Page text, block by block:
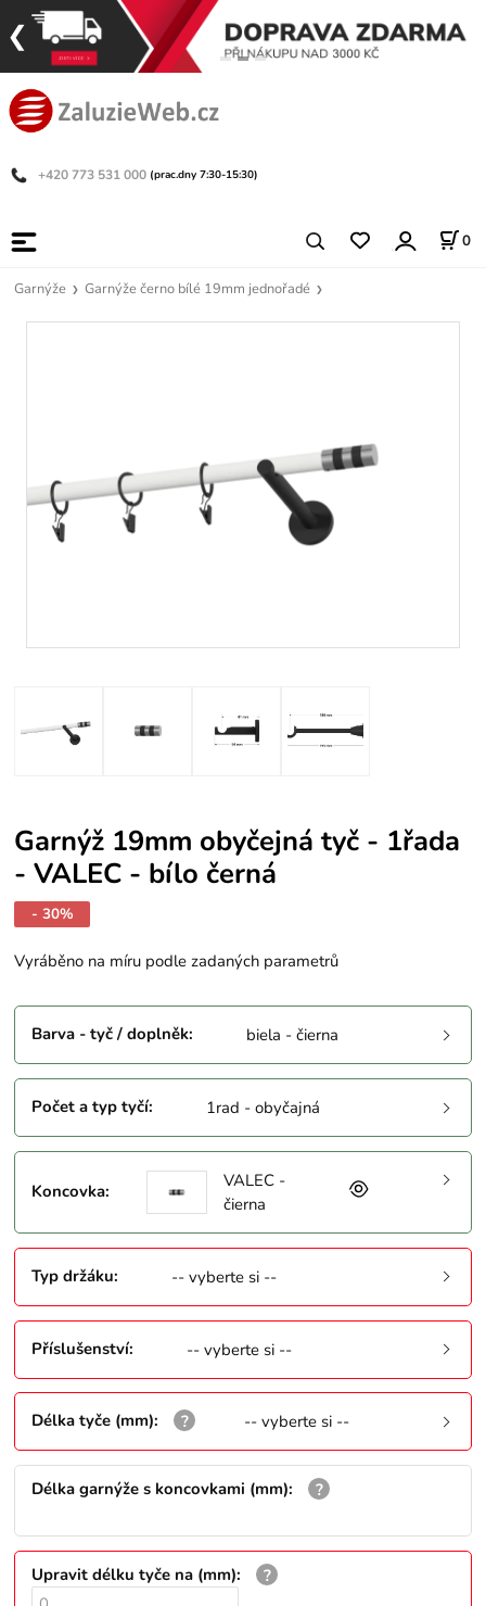
+420 773 531 000 (prac.dny 7:30-15:30)
0
Garnýže Garnýže černo bílé 19mm jednořadé
Garnýž 19mm obyčejná tyč - 1řada
- VALEC - bílo černá
- 30%
Vyráběno na míru podle zadaných parametrů
Barva - tyč / doplněk: biela - čierna
Počet a typ tyčí: 1rad - obyčajná
Koncovka:
VALEC -
čierna
Typ držáku: -- vyberte si --
Příslušenství: -- vyberte si --
Délka tyče (mm): -- vyberte si --
Délka garnýže s koncovkami (mm):
Upravit délku tyče na (mm):